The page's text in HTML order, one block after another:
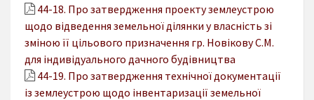
44-18. Про затвердження проекту землеустрою
щодо відведення земельної ділянки у власність зі
зміною її цільового призначення гр. Новікову С.М.
для індивідуального дачного будівництва
44-19. Про затвердження технічної документації
із землеустрою щодо інвентаризації земельної